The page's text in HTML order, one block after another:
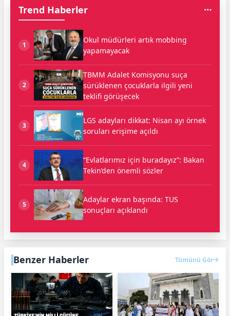
Trend Haberler
1
Okul müdürleri artık mobbing
yapamayacak
2
TBMM Adalet Komisyonu suça
sürüklenen çocuklarla ilgili yeni
teklifi görüşecek
3
LGS adayları dikkat: Nisan ayı örnek
soruları erişime açıldı
4
“Evlatlarımız için buradayız”: Bakan
Tekin’den önemli sözler
5
Adaylar ekran başında: TUS
sonuçları açıklandı
Benzer Haberler Tümünü Gör